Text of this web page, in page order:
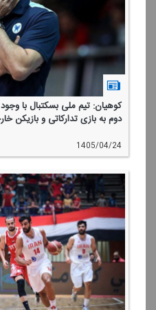
كوهیان: تیم ملی بسكتبال با
دوم به بازی تداركاتی و بازیكن
1405/04/24